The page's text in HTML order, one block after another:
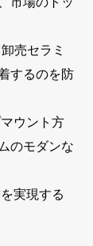
売セラミ
するのを防
ウント方
のモダンな
実現する